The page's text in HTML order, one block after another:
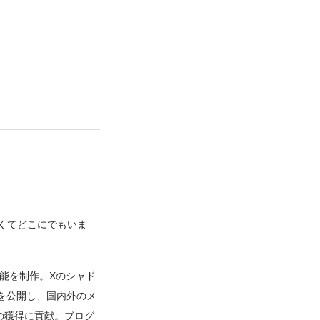
てどこにでもいま
を制作。Xのシャド
公開し、国内外のメ
獲得に貢献。ブログ